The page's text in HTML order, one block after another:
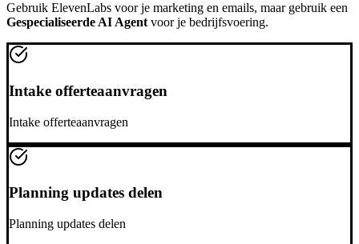
Gebruik ElevenLabs voor je marketing en emails, maar gebruik een
Gespecialiseerde AI Agent voor je bedrijfsvoering.
Intake offerteaanvragen
Intake offerteaanvragen
Planning updates delen
Planning updates delen